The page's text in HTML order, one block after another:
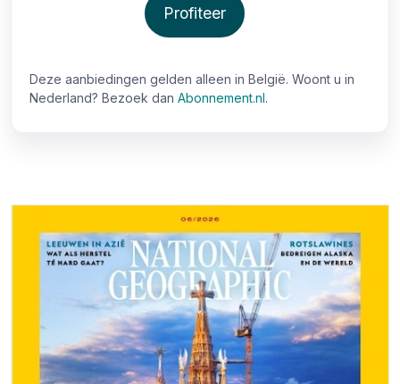
Profiteer
Deze aanbiedingen gelden alleen in België. Woont u in
Nederland? Bezoek dan Abonnement.nl.